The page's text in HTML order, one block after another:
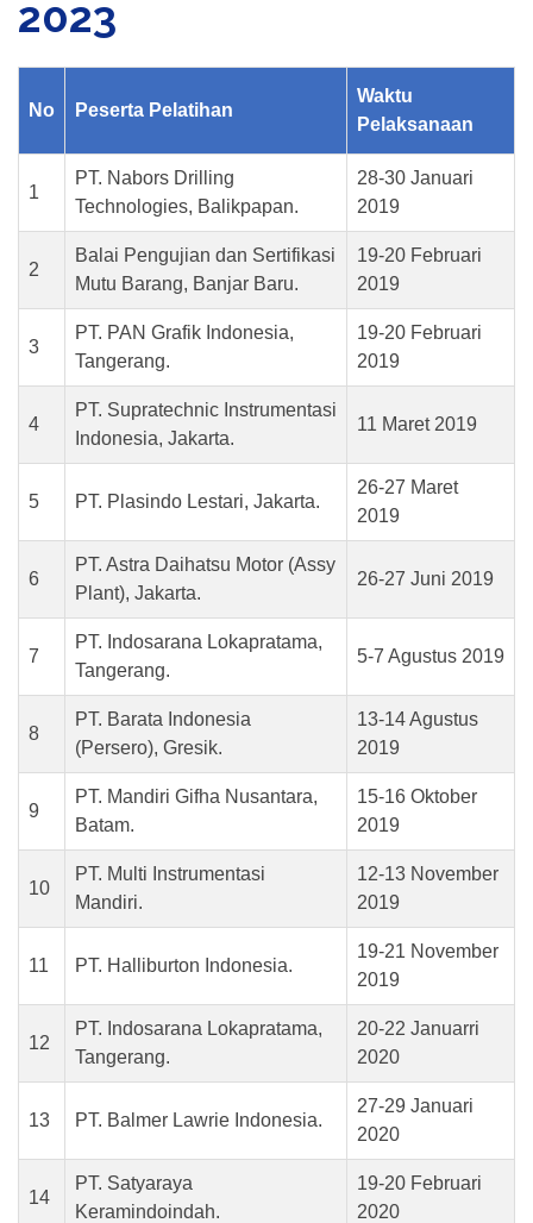
2023
No Peserta Pelatihan
Waktu
Pelaksanaan
1
PT. Nabors Drilling
Technologies, Balikpapan.
28-30 Januari
2019
2
Balai Pengujian dan Sertifikasi
Mutu Barang, Banjar Baru.
19-20 Februari
2019
3
PT. PAN Grafik Indonesia,
Tangerang.
19-20 Februari
2019
4
PT. Supratechnic Instrumentasi
Indonesia, Jakarta.
11 Maret 2019
5 PT. Plasindo Lestari, Jakarta.
26-27 Maret
2019
6
PT. Astra Daihatsu Motor (Assy
Plant), Jakarta.
26-27 Juni 2019
7
PT. Indosarana Lokapratama,
Tangerang.
5-7 Agustus 2019
8
PT. Barata Indonesia
(Persero), Gresik.
13-14 Agustus
2019
9
PT. Mandiri Gifha Nusantara,
Batam.
15-16 Oktober
2019
10
PT. Multi Instrumentasi
Mandiri.
12-13 November
2019
11 PT. Halliburton Indonesia.
19-21 November
2019
12
PT. Indosarana Lokapratama,
Tangerang.
20-22 Januarri
2020
13 PT. Balmer Lawrie Indonesia.
27-29 Januari
2020
14
PT. Satyaraya
Keramindoindah.
19-20 Februari
2020